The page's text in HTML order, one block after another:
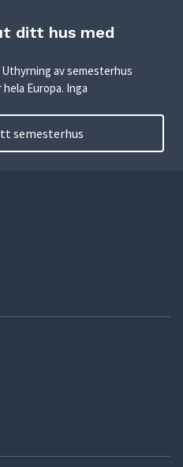
ditt hus med
Uthyrning av semesterhus
Europa. Inga
semesterhus